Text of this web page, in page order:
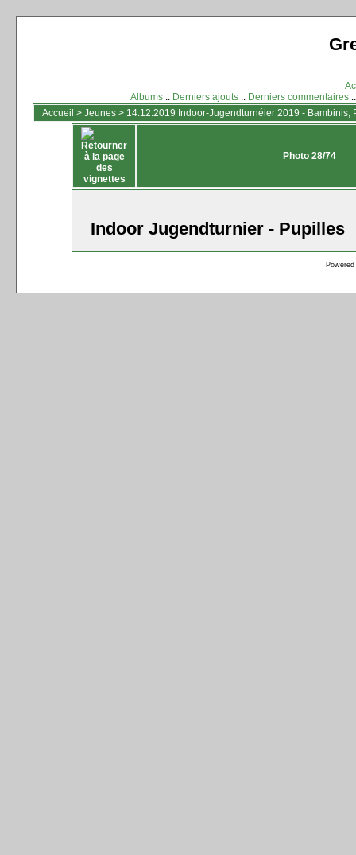
Albums :: Derniers ajouts :: Derniers commentaires
Accueil > Jeunes > 14.12.2019 Indoor-Jugendturnéier 2019 - Bambinis,
Photo 28/74
Indoor Jugendturnier - Pupilles